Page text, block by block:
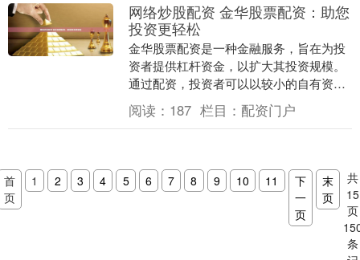
网络炒股配资 金华股票配资：助您
投资更轻松
金华股票配资是一种金融服务，旨在为投
资者提供杠杆资金，以扩大其投资规模。
通过配资，投资者可以以较小的自有资金
撬动更大的资金，从而提高潜在收益。 *
**资金安全....
阅读： 187 栏目： 配资门户
首
页
1 2 3 4 5 6 7 8 9 10 11
下
一
页
末
页
共
15
页
条